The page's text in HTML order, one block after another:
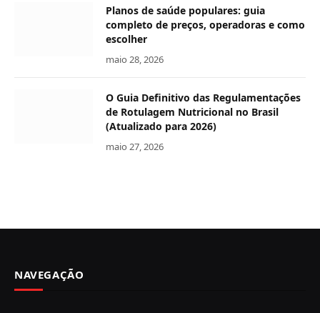
Planos de saúde populares: guia
completo de preços, operadoras e como
escolher
maio 28, 2026
O Guia Definitivo das Regulamentações
de Rotulagem Nutricional no Brasil
(Atualizado para 2026)
maio 27, 2026
NAVEGAÇÃO